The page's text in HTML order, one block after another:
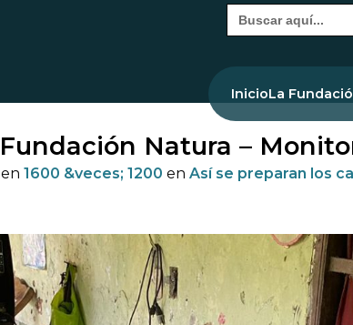
Buscar:
InicioLa
Fundación Natura –
en 1600 &veces; 1200 en Así se preparan los